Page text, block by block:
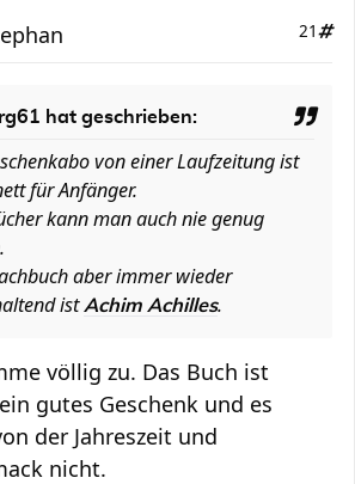
21
hat geschrieben:
von einer Laufzeitung ist
für Anfänger.
kann man auch nie genug
aber immer wieder
ist Achim Achilles.
völlig zu. Das Buch ist
gutes Geschenk und es
der Jahreszeit und
nicht.